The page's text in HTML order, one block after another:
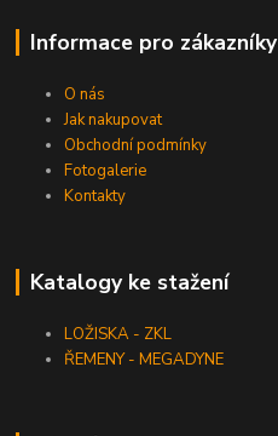
Informace pro zákazníky
O nás
Jak nakupovat
Obchodní podmínky
Fotogalerie
Kontakty
Katalogy ke stažení
LOŽISKA - ZKL
ŘEMENY - MEGADYNE